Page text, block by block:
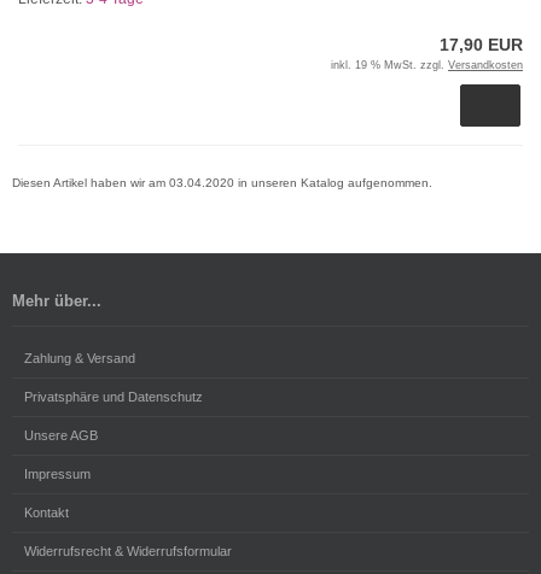
17,90 EUR
inkl. 19 % MwSt. zzgl. Versandkosten
Diesen Artikel haben wir am 03.04.2020 in unseren Katalog aufgenommen.
Mehr über...
Zahlung & Versand
Privatsphäre und Datenschutz
Unsere AGB
Impressum
Kontakt
Widerrufsrecht & Widerrufsformular